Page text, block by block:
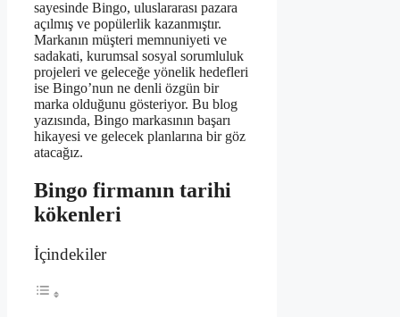
sayesinde Bingo, uluslararası pazara
açılmış ve popülerlik kazanmıştır.
Markanın müşteri memnuniyeti ve
sadakati, kurumsal sosyal sorumluluk
projeleri ve geleceğe yönelik hedefleri
ise Bingo’nun ne denli özgün bir
marka olduğunu gösteriyor. Bu blog
yazısında, Bingo markasının başarı
hikayesi ve gelecek planlarına bir göz
atacağız.
Bingo firmanın tarihi
kökenleri
İçindekiler